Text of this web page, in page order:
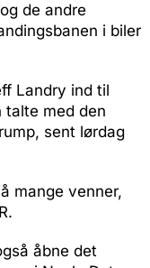
de andre
i biler
Landry ind til
med den
sent lørdag
mange venner,
åbne det